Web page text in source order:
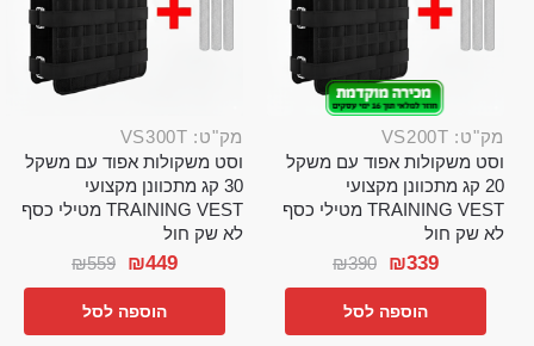
מק"ט: VS200T
וסט משקולות אפוד עם משקל
20 קג מתכוונן מקצועי
TRAINING VEST מטילי כסף
לא שק חול
₪390 ₪339
הוספה לסל
מק"ט: VS300T
וסט משקולות אפוד עם משקל
30 קג מתכוונן מקצועי
TRAINING VEST מטילי כסף
לא שק חול
₪559 ₪449
הוספה לסל